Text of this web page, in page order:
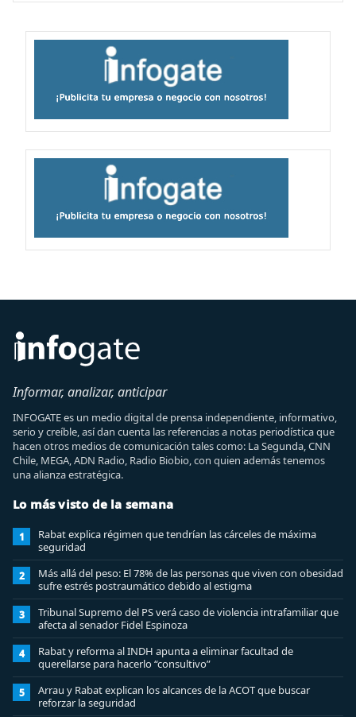
Informar, analizar, anticipar
INFOGATE es un medio digital de prensa independiente, informativo,
serio y creíble, así dan cuenta las referencias a notas periodística que
hacen otros medios de comunicación tales como: La Segunda, CNN
Chile, MEGA, ADN Radio, Radio Biobio, con quien además tenemos
una alianza estratégica.
Lo más visto de la semana
1
Rabat explica régimen que tendrían las cárceles de máxima
seguridad
2
Más allá del peso: El 78% de las personas que viven con obesidad
sufre estrés postraumático debido al estigma
3
Tribunal Supremo del PS verá caso de violencia intrafamiliar que
afecta al senador Fidel Espinoza
4
Rabat y reforma al INDH apunta a eliminar facultad de
querellarse para hacerlo “consultivo”
5
Arrau y Rabat explican los alcances de la ACOT que buscar
reforzar la seguridad